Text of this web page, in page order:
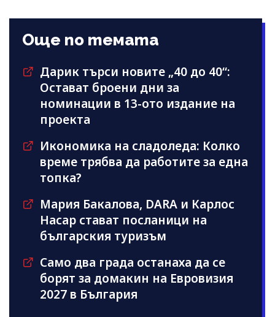
Още по темата
Дарик търси новите „40 до 40“:
Остават броени дни за
номинации в 13-ото издание на
проекта
Икономика на сладоледа: Колко
време трябва да работите за една
топка?
Мария Бакалова, DARA и Карлос
Насар стават посланици на
българския туризъм
Само два града останаха да се
борят за домакин на Евровизия
2027 в България